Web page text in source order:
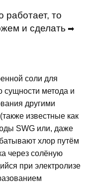
работает, то
и сделать ➡
соли для
сущности метода и
другими
известные как
SWG или, даже
хлор путём
через солёную
при электролизе